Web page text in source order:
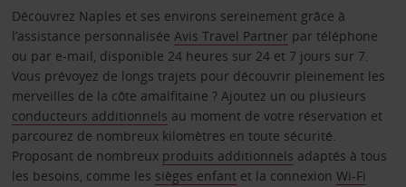
Découvrez Naples et ses environs sereinement grâce à
l’assistance personnalisée Avis Travel Partner par téléphone
ou par e-mail, disponible 24 heures sur 24 et 7 jours sur 7.
Vous prévoyez de longs trajets pour découvrir pleinement les
merveilles de la côte amalfitaine ? Ajoutez un ou plusieurs
conducteurs additionnels au moment de votre réservation et
parcourez de nombreux kilomètres en toute sécurité.
Proposant de nombreux produits additionnels adaptés à tous
les besoins, comme les sièges enfantet la connexion Wi-Fi